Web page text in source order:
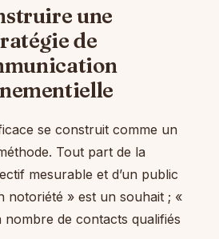
une
de
se construit comme un
Tout part de la
mesurable et d’un public
notoriété » est un souhait ; «
de contacts qualifiés